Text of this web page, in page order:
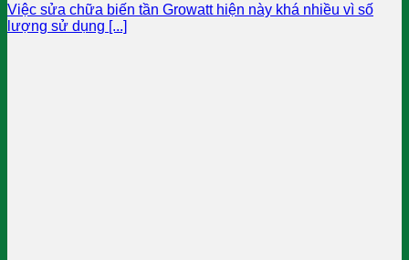
Việc sửa chữa biến tần Growatt hiện này khá nhiều vì số
lượng sử dụng [...]